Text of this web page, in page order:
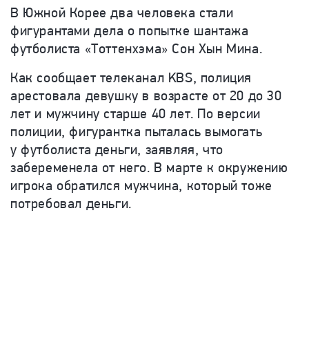
В Южной Корее два человека стали
фигурантами дела о попытке шантажа
футболиста «Тоттенхэма» Сон Хын Мина.
Как сообщает телеканал KBS, полиция
арестовала девушку в возрасте от 20 до 30
лет и мужчину старше 40 лет. По версии
полиции, фигурантка пыталась вымогать
у футболиста деньги, заявляя, что
забеременела от него. В марте к окружению
игрока обратился мужчина, который тоже
потребовал деньги.